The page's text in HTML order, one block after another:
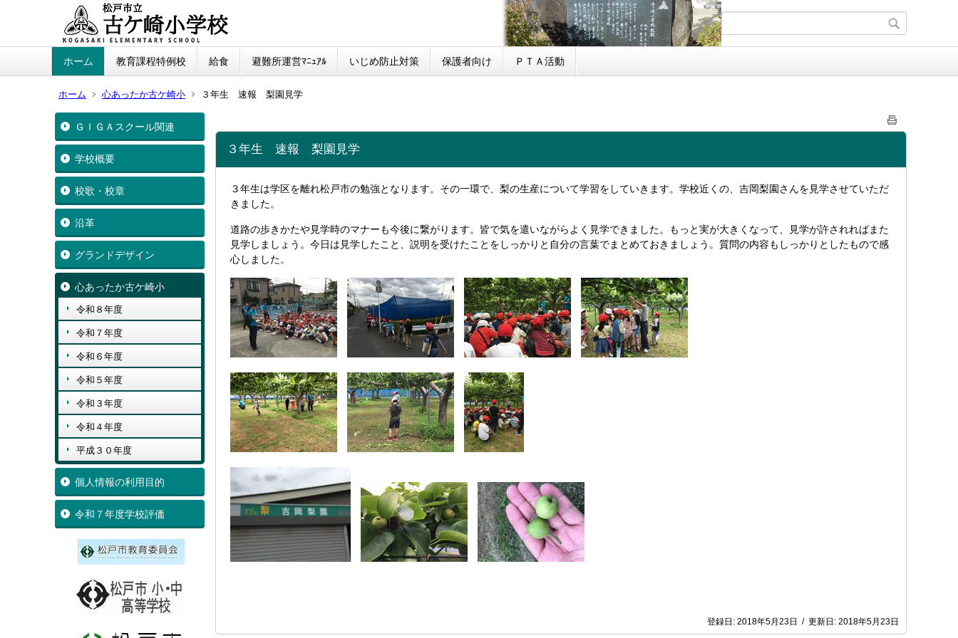
ホーム 教育課程特例校 給食 避難所運営ﾏﾆｭｱﾙ いじめ防止対策 保護者向け ＰＴＡ活動
ホーム 心あったか古ケ崎小 ３年生 速報 梨園見学
ＧＩＧＡスクール関連
学校概要
校歌・校章
沿革
グランドデザイン
心あったか古ケ崎小
令和８年度
令和７年度
令和６年度
令和５年度
令和３年度
令和４年度
平成３０年度
個人情報の利用目的
令和７年度学校評価
３年生 速報 梨園見学
３年生は学区を離れ松戸市の勉強となります。その一環で、梨の生産について学習をしていきます。学校近くの、吉岡梨園さんを見学させていただ
きました。
道路の歩きかたや見学時のマナーも今後に繋がります。皆で気を遣いながらよく見学できました。もっと実が大きくなって、見学が許されればまた
見学しましょう。今日は見学したこと、説明を受けたことをしっかりと自分の言葉でまとめておきましょう。質問の内容もしっかりとしたもので感
心しました。
登録日: 2018年5月23日 / 更新日: 2018年5月23日